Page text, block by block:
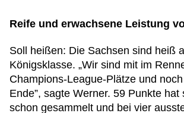
Reife und erwachsene Leistung
Soll heißen: Die Sachsen sind heiß
Königsklasse. „Wir sind mit im
Champions-League-Plätze und
Ende”, sagte Werner. 59 Punkte hat
schon gesammelt und bei vier